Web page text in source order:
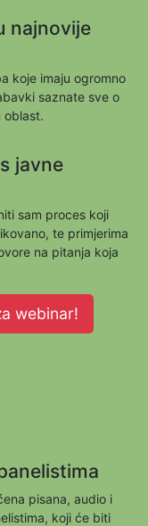
najnovije
koje imaju ogromno
saznate sve o
oblast.
javne
sam proces koji
te primjerima
na pitanja koja
webinar!
pisana, audio i
koji će biti